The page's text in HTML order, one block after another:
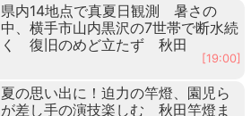
県内14地点で真夏日観測 暑さの
中、横手市山内黒沢の7世帯で断水続
く 復旧のめど立たず 秋田
[19:00]
夏の思い出に！迫力の竿燈、園児ら
が差し手の演技楽しむ 秋田竿燈ま